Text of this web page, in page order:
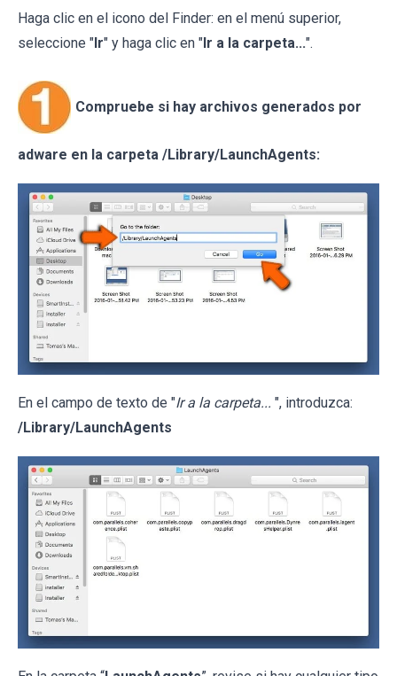
Haga clic en el icono del Finder: en el menú superior,
seleccione " Ir" y haga clic en " Ir a la carpeta...".
Compruebe si hay archivos generados por
adware en la carpeta /Library/LaunchAgents:
En el campo de texto de "Ir a la carpeta... ", introduzca:
/Library/LaunchAgents